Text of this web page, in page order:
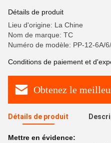
Détails de produit
Lieu d'origine: La Chine
Nom de marque: TC
Numéro de modèle: PP-12-6A/
Conditions de paiement et
Obtenez le
Détails de produit
Mettre en évidence: